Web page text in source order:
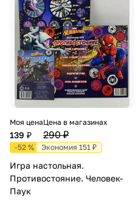
Моя цена
139 ₽
Цена в магазинах
290 ₽
-52 % Экономия 151 ₽
Игра настольная.
Противостояние. Человек-
Паук